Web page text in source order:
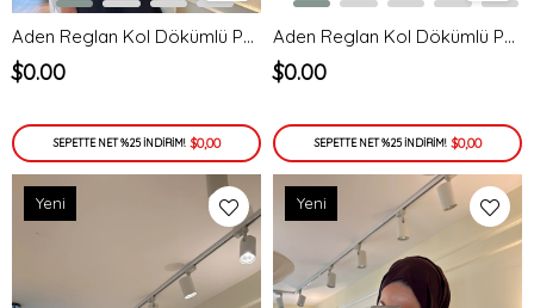
Aden Reglan Kol Dökümlü Pamuk Gömlek Bluz Beyaz
$0.00
SEPETTE NET %25 İNDİRİM! $0,00
Aden Reglan Kol Dökümlü Pamuk Gömlek Bluz Kırmızı
$0.00
SEPETTE NET %25 İNDİRİM! $0,00
Yeni
Ürün
Yeni